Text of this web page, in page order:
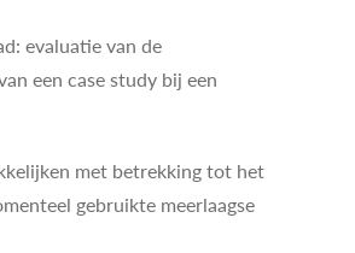
evaluatie van de
een case study bij een
met betrekking tot het
gebruikte meerlaagse